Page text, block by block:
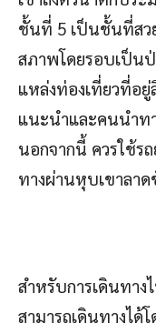
ชั้นที่ 5 เป็นชั้นที่สว
สภาพโดยรอบเป็น
แหล่งท่องเที่ยวที่อ
แนะนำและคนนำท
นอกจากนี้ ควรใช้ร
ทางผ่านหุบเขาลา
สำหรับการเดินทา
สามารถเดินทางได้